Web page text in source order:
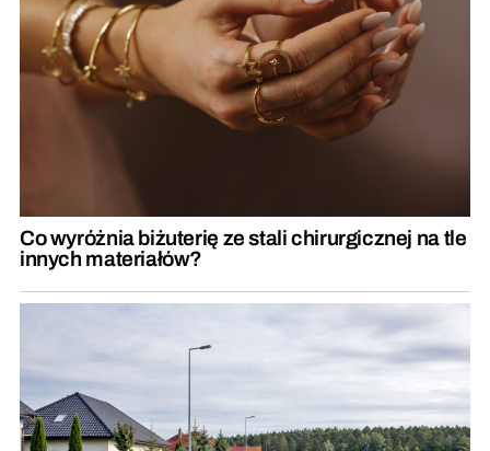
Co wyróżnia biżuterię ze stali chirurgicznej na tle
innych materiałów?